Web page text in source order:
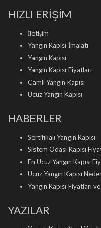
HIZLI ERİŞİM
İletişim
Yangın Kapısı İmalatı
Yangın Kapısı
Yangın Kapısı Fiyatları
Camlı Yangın Kapısı
Ucuz Yangın Kapısı
HABERLER
Sertifikalı Yangın Kapısı
Sistem Odası Kapısı
En Ucuz Yangın Kapısı
Ucuz Yangın Kapısı
Yangın Kapısı Fiyatları
YAZILAR